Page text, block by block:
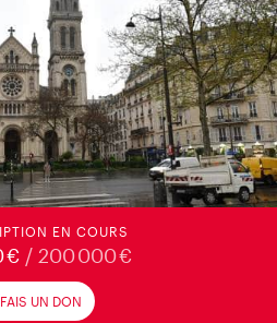
€ / 200 000 €
EN COURS
FAIS UN DON